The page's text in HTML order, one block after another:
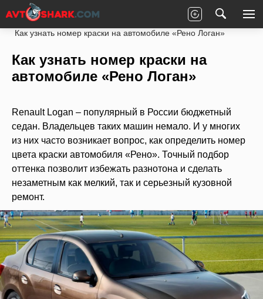
Главная Рено
Как узнать номер краски на автомобиле «Рено Логан»
Как узнать номер краски на
автомобиле «Рено Логан»
Renault Logan – популярный в России бюджетный
седан. Владельцев таких машин немало. И у многих
из них часто возникает вопрос, как определить номер
цвета краски автомобиля «Рено». Точный подбор
оттенка позволит избежать разнотона и сделать
незаметным как мелкий, так и серьезный кузовной
ремонт.